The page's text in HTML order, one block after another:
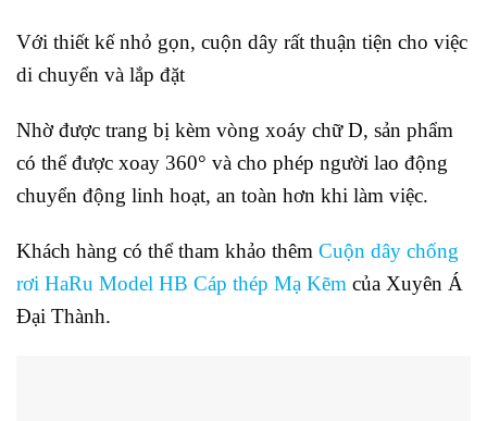
Với thiết kế nhỏ gọn, cuộn dây rất thuận tiện cho việc
di chuyển và lắp đặt
Nhờ được trang bị kèm vòng xoáy chữ D, sản phẩm
có thể được xoay 360° và cho phép người lao động
chuyển động linh hoạt, an toàn hơn khi làm việc.
Khách hàng có thể tham khảo thêm Cuộn dây chống
rơi HaRu Model HB Cáp thép Mạ Kẽm của Xuyên Á
Đại Thành.